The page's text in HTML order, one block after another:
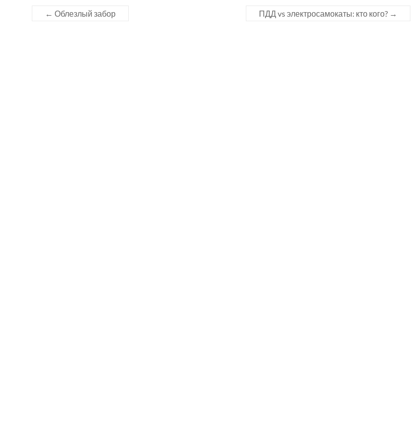
← Облезлый забор ПДД vs электросамокаты: кто кого? →